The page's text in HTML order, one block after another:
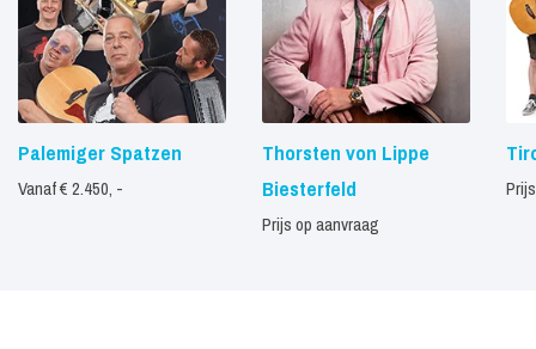
Palemiger Spatzen
Vanaf € 2.450, -
Thorsten von Lippe
Biesterfeld
Prijs op aanvraag